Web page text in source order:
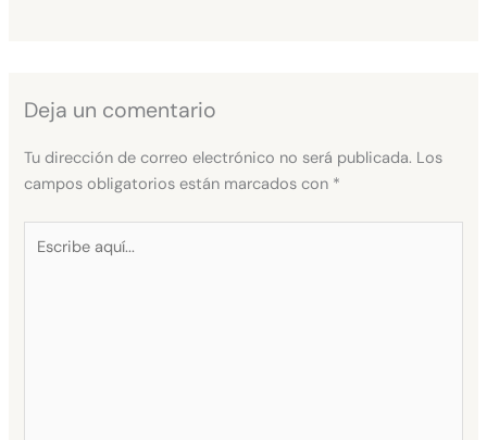
Deja un comentario
Tu dirección de correo electrónico no será publicada. Los
campos obligatorios están marcados con *
aquí...